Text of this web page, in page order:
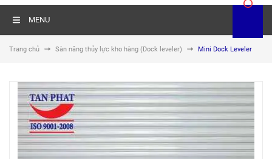
MENU
Trang chủ Sàn nâng thủy lực kho hàng (Dock leveler) Mini Dock Leveler